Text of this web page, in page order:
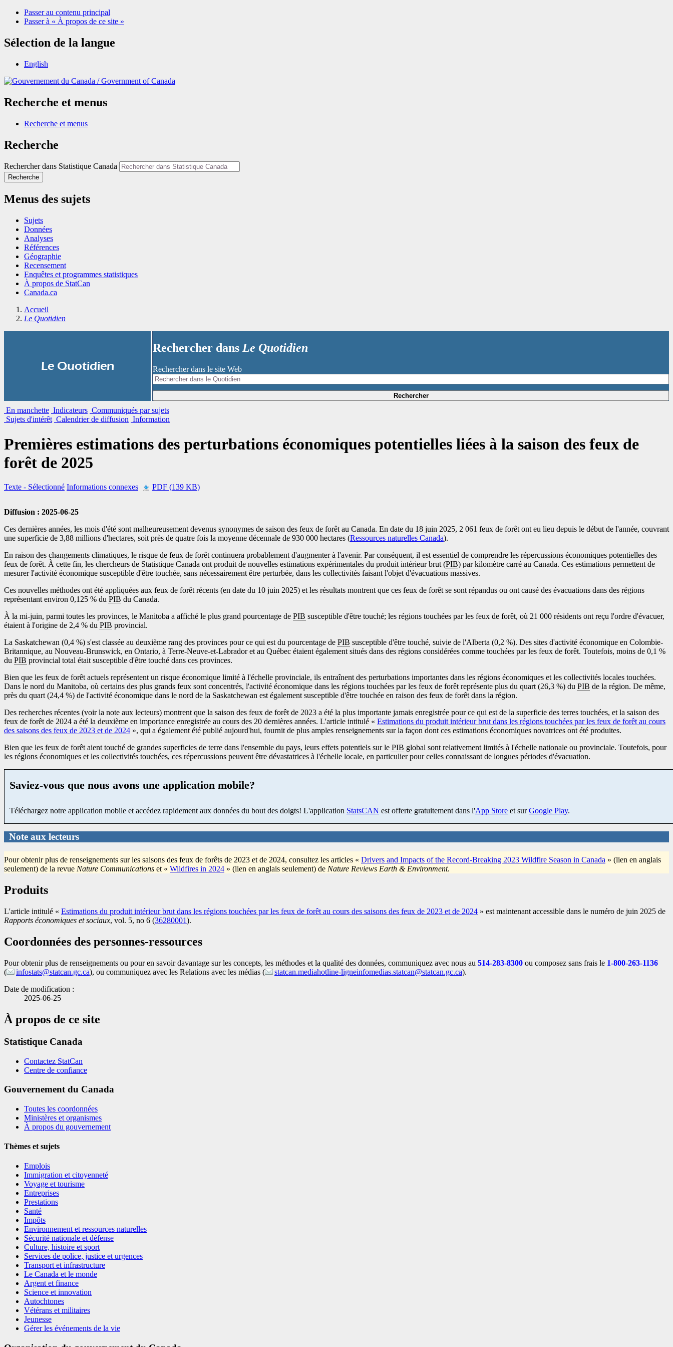
Passer au contenu principal
Passer à « À propos de ce site »
Sélection de la langue
English
/Government of Canada
Recherche et menus
Recherche et menus
Recherche
Rechercher dans Statistique Canada
Recherche
Menus des sujets
Sujets
Données
Analyses
Références
Géographie
Recensement
Enquêtes et programmes statistiques
À propos de StatCan
Canada.ca
Accueil
Le Quotidien
Le Quotidien
Rechercher dans Le Quotidien
Rechercher dans le site Web
Rechercher
En manchette Indicateurs Communiqués par sujets
Sujets d'intérêt Calendrier de diffusion Information
Premières estimations des perturbations économiques potentielles liées à la saison des feux de
forêt de 2025
Texte - Sélectionné Informations connexes PDF (139 KB)
Diffusion : 2025-06-25
Ces dernières années, les mois d'été sont malheureusement devenus synonymes de saison des feux de forêt au Canada. En date du 18 juin 2025, 2 061 feux de forêt ont eu lieu depuis le début de l'année, couvrant
une superficie de 3,88 millions d'hectares, soit près de quatre fois la moyenne décennale de 930 000 hectares (Ressources naturelles Canada).
En raison des changements climatiques, le risque de feux de forêt continuera probablement d'augmenter à l'avenir. Par conséquent, il est essentiel de comprendre les répercussions économiques potentielles des
feux de forêt. À cette fin, les chercheurs de Statistique Canada ont produit de nouvelles estimations expérimentales du produit intérieur brut (PIB) par kilomètre carré au Canada. Ces estimations permettent de
mesurer l'activité économique susceptible d'être touchée, sans nécessairement être perturbée, dans les collectivités faisant l'objet d'évacuations massives.
Ces nouvelles méthodes ont été appliquées aux feux de forêt récents (en date du 10 juin 2025) et les résultats montrent que ces feux de forêt se sont répandus ou ont causé des évacuations dans des régions
représentant environ 0,125 % du PIB du Canada.
À la mi-juin, parmi toutes les provinces, le Manitoba a affiché le plus grand pourcentage de PIB susceptible d'être touché; les régions touchées par les feux de forêt, où 21 000 résidents ont reçu l'ordre d'évacuer,
étaient à l'origine de 2,4 % du PIB provincial.
La Saskatchewan (0,4 %) s'est classée au deuxième rang des provinces pour ce qui est du pourcentage de PIB susceptible d'être touché, suivie de l'Alberta (0,2 %). Des sites d'activité économique en Colombie-
Britannique, au Nouveau-Brunswick, en Ontario, à Terre-Neuve-et-Labrador et au Québec étaient également situés dans des régions considérées comme touchées par les feux de forêt. Toutefois, moins de 0,1 %
du PIB provincial total était susceptible d'être touché dans ces provinces.
Bien que les feux de forêt actuels représentent un risque économique limité à l'échelle provinciale, ils entraînent des perturbations importantes dans les régions économiques et les collectivités locales touchées.
Dans le nord du Manitoba, où certains des plus grands feux sont concentrés, l'activité économique dans les régions touchées par les feux de forêt représente plus du quart (26,3 %) du PIB de la région. De même,
près du quart (24,4 %) de l'activité économique dans le nord de la Saskatchewan est également susceptible d'être touchée en raison des feux de forêt dans la région.
Des recherches récentes (voir la note aux lecteurs) montrent que la saison des feux de forêt de 2023 a été la plus importante jamais enregistrée pour ce qui est de la superficie des terres touchées, et la saison des
feux de forêt de 2024 a été la deuxième en importance enregistrée au cours des 20 dernières années. L'article intitulé « Estimations du produit intérieur brut dans les régions touchées par les feux de forêt au cours
des saisons des feux de 2023 et de 2024 », qui a également été publié aujourd'hui, fournit de plus amples renseignements sur la façon dont ces estimations économiques novatrices ont été produites.
Bien que les feux de forêt aient touché de grandes superficies de terre dans l'ensemble du pays, leurs effets potentiels sur le PIB global sont relativement limités à l'échelle nationale ou provinciale. Toutefois, pour
les régions économiques et les collectivités touchées, ces répercussions peuvent être dévastatrices à l'échelle locale, en particulier pour celles connaissant de longues périodes d'évacuation.
Saviez-vous que nous avons une application mobile?
Téléchargez notre application mobile et accédez rapidement aux données du bout des doigts! L'application StatsCAN est offerte gratuitement dans l'App Store et surGoogle Play.
Note aux lecteurs
Pour obtenir plus de renseignements sur les saisons des feux de forêts de 2023 et de 2024, consultez les articles « Drivers and Impacts of the Record-Breaking 2023 Wildfire Season in Canada » (lien en anglais
seulement) de la revue Nature Communications et « Wildfires in 2024 » (lien en anglais seulement) de Nature Reviews Earth & Environment.
Produits
L'article intitulé « Estimations du produit intérieur brut dans les régions touchées par les feux de forêt au cours des saisons des feux de 2023 et de 2024 » est maintenant accessible dans le numéro de juin 2025 de
Rapports économiques et sociaux, vol. 5, no 6 (36280001).
Coordonnées des personnes-ressources
Pour obtenir plus de renseignements ou pour en savoir davantage sur les concepts, les méthodes et la qualité des données, communiquez avec nous au 514-283-8300 ou composez sans frais le 1-800-263-1136
(
infostats@statcan.gc.ca), ou communiquez avec les Relations avec les médias ( statcan.mediahotline-ligneinfomedias.statcan@statcan.gc.ca).
Date de modification :
2025-06-25
À propos de ce site
Statistique Canada
Contactez StatCan
Centre de confiance
Gouvernement du Canada
Toutes les coordonnées
Ministères et organismes
À propos du gouvernement
Thèmes et sujets
Emplois
Immigration et citoyenneté
Voyage et tourisme
Entreprises
Prestations
Santé
Impôts
Environnement et ressources naturelles
Sécurité nationale et défense
Culture, histoire et sport
Services de police, justice et urgences
Transport et infrastructure
Le Canada et le monde
Argent et finance
Science et innovation
Autochtones
Vétérans et militaires
Jeunesse
Gérer les événements de la vie